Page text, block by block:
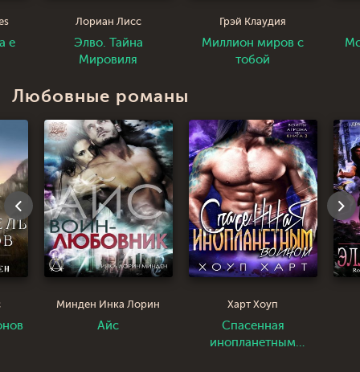
e
Лориан Лисс
Элво. Тайна
Мировиля
Грэй Клаудия
Миллион миров с
тобой
Любовные романы
Минден Инка Лорин
Айс
Харт Хоуп
Спасенная
инопланетным